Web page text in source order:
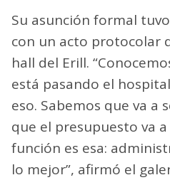
Su asunción formal
con un acto protocolar
hall del Erill.
está pasando el
eso. Sabemos que va a
que el presupuesto va
función es esa:
lo mejor”, afirmó el